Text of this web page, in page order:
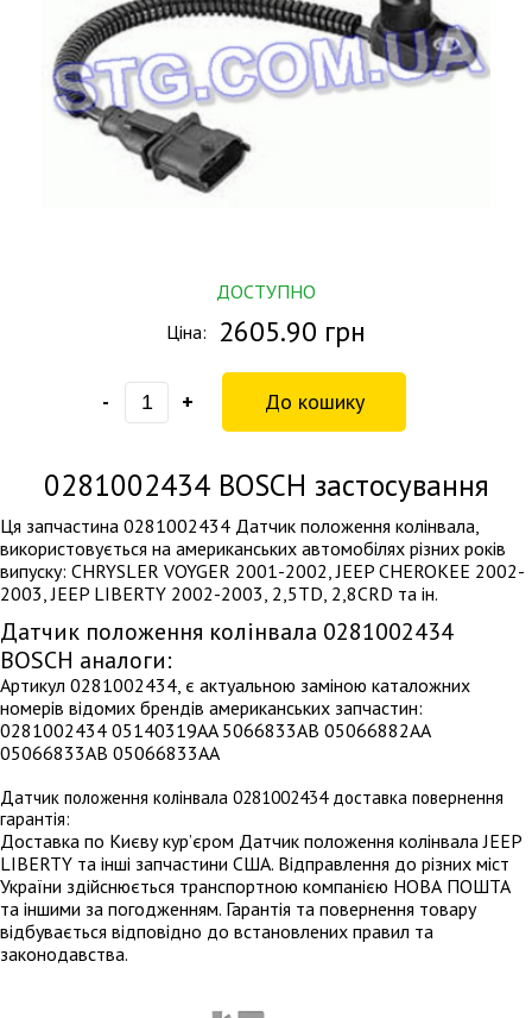
ДОСТУПНО
Ціна: 2605.90 грн
- +
0281002434BOSCH застосування
Ця запчастина 0281002434 Датчик положення колінвала,
використовується на американських автомобілях різних років
випуску: CHRYSLER VOYGER 2001-2002, JEEP CHEROKEE 2002-
2003, JEEP LIBERTY 2002-2003, 2,5TD, 2,8CRD та ін.
Датчик положення колінвала 0281002434
BOSCH аналоги:
Артикул 0281002434, є актуальною заміною каталожних
номерів відомих брендів американських запчастин:
0281002434 05140319AA 5066833AB 05066882AA
05066833AB 05066833AA
Датчик положення колінвала 0281002434 доставка повернення
гарантія:
Доставка по Києву кур’єром Датчик положення колінвала JEEP
LIBERTY та інші запчастини США. Відправлення до різних міст
України здійснюється транспортною компанією НОВА ПОШТА
та іншими за погодженням. Гарантія та повернення товару
відбувається відповідно до встановлених правил та
законодавства.